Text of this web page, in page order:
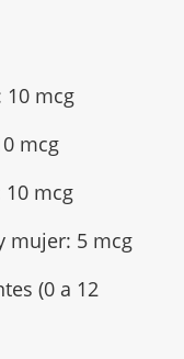
10 mcg
mcg
mcg
mujer: 5 mcg
(0 a 12